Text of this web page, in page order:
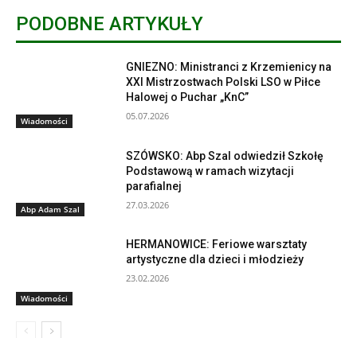
PODOBNE ARTYKUŁY
Wiadomości
GNIEZNO: Ministranci z Krzemienicy na
XXI Mistrzostwach Polski LSO w Piłce
Halowej o Puchar „KnC”
05.07.2026
Abp Adam Szal
SZÓWSKO: Abp Szal odwiedził Szkołę
Podstawową w ramach wizytacji
parafialnej
27.03.2026
Wiadomości
HERMANOWICE: Feriowe warsztaty
artystyczne dla dzieci i młodzieży
23.02.2026